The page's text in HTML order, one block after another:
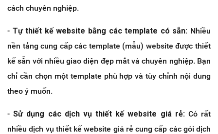
cách chuyên nghiệp.
- Tự thiết kế website bằng các template có sẵn: Nhiều
nền tảng cung cấp các template (mẫu) website được thiết
kế sẵn với nhiều giao diện đẹp mắt và chuyên nghiệp. Bạn
chỉ cần chọn một template phù hợp và tùy chỉnh nội dung
theo ý muốn.
- Sử dụng các dịch vụ thiết kế website giá rẻ: Có rất
nhiều dịch vụ thiết kế website giá rẻ cung cấp các gói dịch